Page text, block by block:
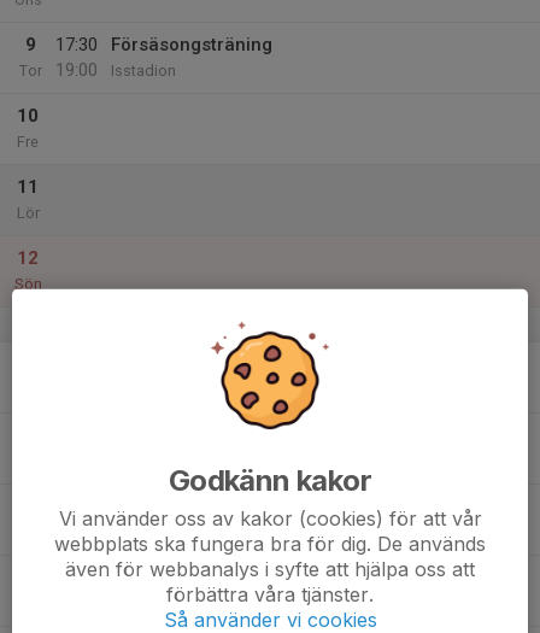
9
Tor
17:30
19:00
Försäsongsträning
Isstadion
10
Fre
11
Lör
12
Sön
10:00
11:30
Försäsongsträning OBS ❗️NY DAG
Isstadion
Godkänn kakor
Vi använder oss av kakor (cookies) för att vår
webbplats ska fungera bra för dig. De används
även för webbanalys i syfte att hjälpa oss att
förbättra våra tjänster.
Så använder vi cookies